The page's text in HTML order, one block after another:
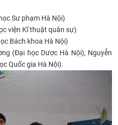
Sư phạm Hà Nội)
viện Kĩ thuật quân sự)
Bách khoa Hà Nội)
(Đại học Dược Hà Nội), Nguyễn
Quốc gia Hà Nội).